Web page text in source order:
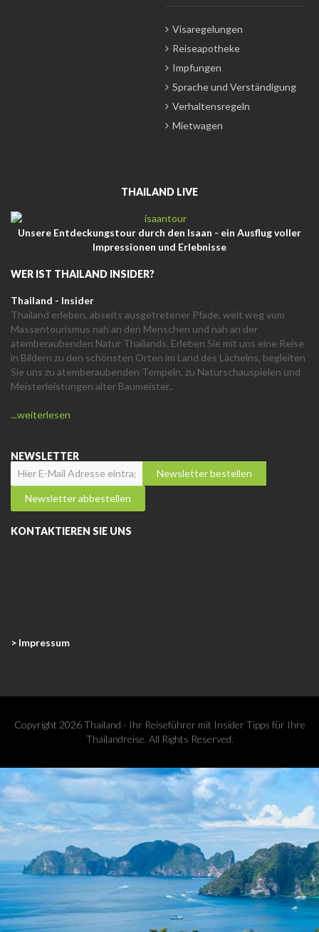
Visaregelungen
Reiseapotheke
Impfungen
Sprache und Verständigung
Verhaltensregeln
Mietwagen
THAILAND LIVE
Unsere Entdeckungstour durch den Isaan - ein Ausflug voller
Impressionen und Erlebnisse
WER IST THAILAND INSIDER?
Thailand - Insider
Thailand erleben, abseits ausgetretener Pfade, weit weg vom
Massentourismus nah an den Menschen und nah an der
atemberaubenden Natur Thailands. Erleben Sie mit uns eine Reise
in Bildern zu den schönsten Orten im Land des Lächelns, begleiten
Sie uns zu atemberaubenden Tempeln, zu Naturschauspielen und
Meisterleistungen alter Baumeister..
...weiterlesen
NEWSLETTER
KONTAKTIEREN SIE UNS
> Impressum
Copyright 2026 Thailand - Ihr Reiseführer mit Insider Tipps für Ihre
Thailandreise. All Rights Reserved.